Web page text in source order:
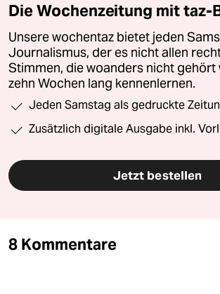
Die Wochenzeitung mit taz-
Unsere wochentaz bietet jeden
Journalismus, der es nicht allen
Stimmen, die woanders nicht gehört
zehn Wochen lang kennenlernen.
Jeden Samstag als gedruckte
Zusätzlich digitale Ausgabe inkl.
Jetzt bestellen
8 Kommentare